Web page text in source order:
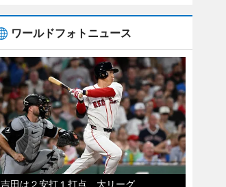
ワールドフォトニュース
吉田は２安打１打点 大リーグ